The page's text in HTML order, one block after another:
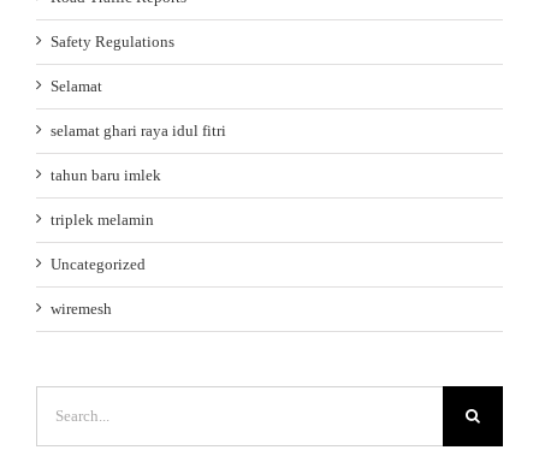
Safety Regulations
Selamat
selamat ghari raya idul fitri
tahun baru imlek
triplek melamin
Uncategorized
wiremesh
Search
for: